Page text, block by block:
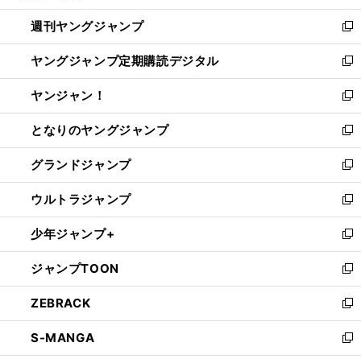
開
く
ウ
で
開
く
ン
ド
ウ
で
開
く
ウ
ィ
ン
ド
ウ
で
開
く
週刊ヤングジャンプ
新
し
い
ウ
ィ
ン
ド
ウ
で
開
く
ヤングジャンプ定期購読デジタル
新
し
い
ウ
ィ
ン
ド
ウ
で
開
く
ヤンジャン！
新
し
い
ウ
ィ
ン
ド
ウ
で
開
く
となりのヤングジャンプ
新
し
い
ウ
ィ
ン
ド
ウ
で
開
く
グランドジャンプ
新
し
い
ウ
ィ
ン
ド
ウ
で
開
く
ウルトラジャンプ
新
し
い
ウ
ィ
ン
ド
ウ
で
開
少年ジャンプ+
新
し
い
ウ
ィ
ン
ド
ウ
ジャンプTOON
新
し
い
ウ
ィ
ン
ZEBRACK
新
し
い
ウ
S-MANGA
新
し